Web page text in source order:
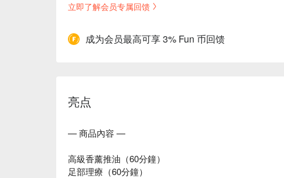
立即了解会员专属回馈
成为会员最高可享 3% Fun 币回馈
亮点
— 商品內容 —
高級香薰推油（60分鐘）
足部理療（60分鐘）